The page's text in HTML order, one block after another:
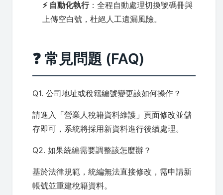
⚡ 自動化執行：全程自動處理切換號碼冊與
上傳空白號，杜絕人工遺漏風險。
❓ 常見問題 (FAQ)
Q1. 公司地址或稅籍編號變更該如何操作？
請進入「營業人稅籍資料維護」頁面修改並儲
存即可，系統將採用新資料進行後續處理。
Q2. 如果統編需要調整該怎麼辦？
基於法律規範，統編無法直接修改，需申請新
帳號並重建稅籍資料。